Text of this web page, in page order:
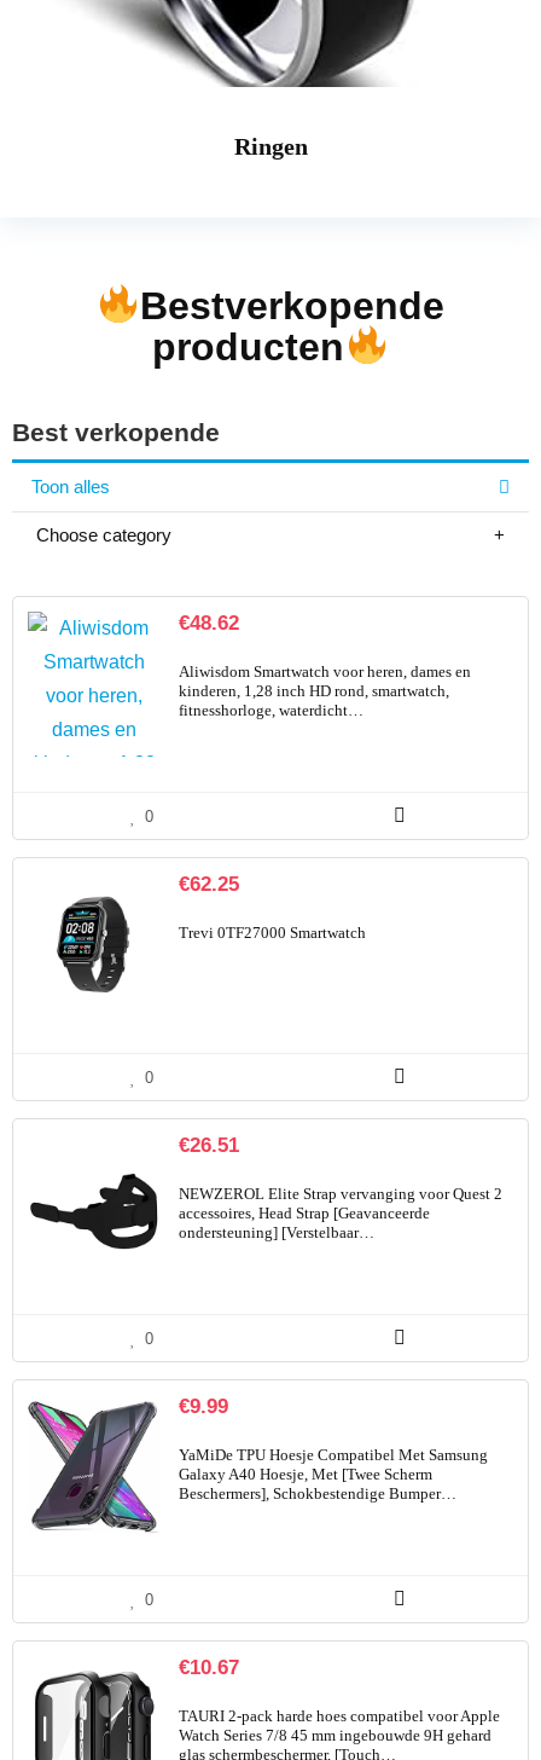
Ringen
Bestverkopende
producten
Best verkopende
Toon alles
Choose category
€48.62
Aliwisdom Smartwatch voor heren, dames en
kinderen, 1,28 inch HD rond, smartwatch,
fitnesshorloge, waterdicht…
0
€62.25
Trevi 0TF27000 Smartwatch
0
€26.51
NEWZEROL Elite Strap vervanging voor Quest 2
accessoires, Head Strap [Geavanceerde
ondersteuning] [Verstelbaar…
0
€9.99
YaMiDe TPU Hoesje Compatibel Met Samsung
Galaxy A40 Hoesje, Met [Twee Scherm
Beschermers], Schokbestendige Bumper…
0
€10.67
TAURI 2-pack harde hoes compatibel voor Apple
Watch Series 7/8 45 mm ingebouwde 9H gehard
glas schermbeschermer, [Touch…